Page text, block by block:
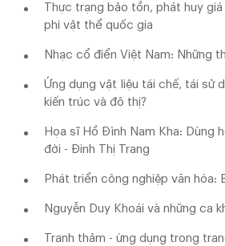
Thực trạng bảo tồn, phát huy giá
phi vật thể quốc gia
Nhạc cổ điển Việt Nam: Những
Ứng dụng vật liệu tái chế, tái sử
kiến trúc và đô thị?
Họa sĩ Hồ Đình Nam Kha: Dùng
đời - Đinh Thị Trang
Phát triển công nghiệp văn hóa:
Nguyễn Duy Khoái và những ca
Tranh thảm - ứng dụng trong